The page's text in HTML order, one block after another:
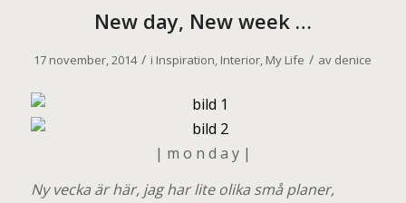
New day, New week …
17 november, 2014 / i Inspiration, Interior, My Life / av denice
| m o n d a y |
Ny vecka är här, jag har lite olika små planer,